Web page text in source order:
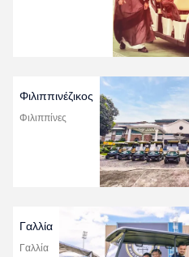
Φιλιππινέζικος
Φιλιππίνες
Γαλλία
Γαλλία